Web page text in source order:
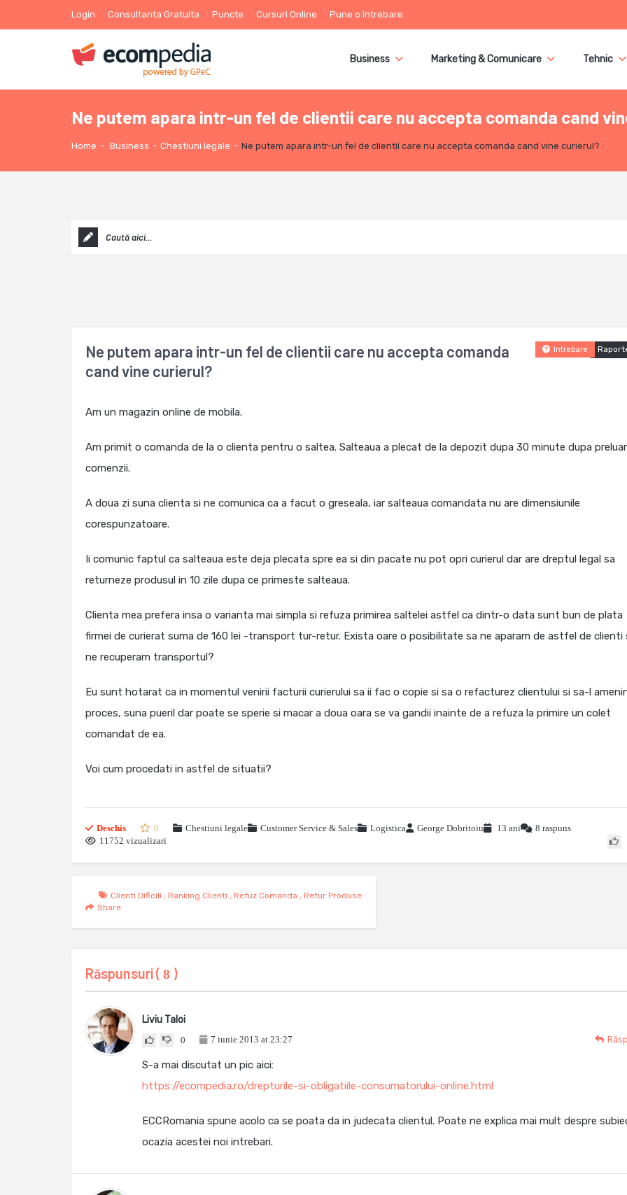
Login Consultanta Gratuita Puncte Cursuri Online Pune o întrebare
Business Marketing & Comunicare Tehnic
Ne putem apara intr-un fel de clientii care nu accepta comanda cand
Home - Business - Chestiuni legale - Ne putem apara intr-un fel de clientii care nu accepta comanda cand vine curierul?
Ne putem apara intr-un fel de clientii care nu accepta comanda
cand vine curierul?
Intrebare
Am un magazin online de mobila.
Am primit o comanda de la o clienta pentru o saltea. Salteaua a plecat de la depozit dupa 30 minute dupa
comenzii.
A doua zi suna clienta si ne comunica ca a facut o greseala, iar salteaua comandata nu are dimensiunile
corespunzatoare.
Ii comunic faptul ca salteaua este deja plecata spre ea si din pacate nu pot opri curierul dar are dreptul legal sa
returneze produsul in 10 zile dupa ce primeste salteaua.
Clienta mea prefera insa o varianta mai simpla si refuza primirea saltelei astfel ca dintr-o data sunt bun de plata
firmei de curierat suma de 160 lei -transport tur-retur. Exista oare o posibilitate sa ne aparam de astfel de clienti
ne recuperam transportul?
Eu sunt hotarat ca in momentul venirii facturii curierului sa ii fac o copie si sa o refacturez clientului si sa-l
proces, suna pueril dar poate se sperie si macar a doua oara se va gandii inainte de a refuza la primire un colet
comandat de ea.
Voi cum procedati in astfel de situatii?
Deschis 0 Chestiuni legale Customer Service & Sales Logistica George Dobritoiu 13 ani
8 raspuns
11752 vizualizari
Clienti Dificili ,Ranking Clienti ,Refuz Comanda ,Retur Produse
Share
Răspunsuri ( 8 )
Liviu Taloi
0 7 iunie 2013 at 23:27
S-a mai discutat un pic aici:
https://ecompedia.ro/drepturile-si-obligatiile-consumatorului-online.html
ECCRomania spune acolo ca se poata da in judecata clientul. Poate ne explica mai mult despre
ocazia acestei noi intrebari.